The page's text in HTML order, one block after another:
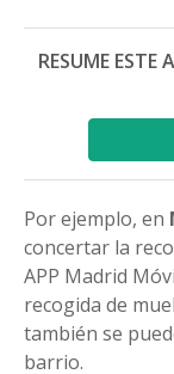
RESUME
Por ejemplo, en
concertar la
APP Madrid
recogida de
también se
barrio.